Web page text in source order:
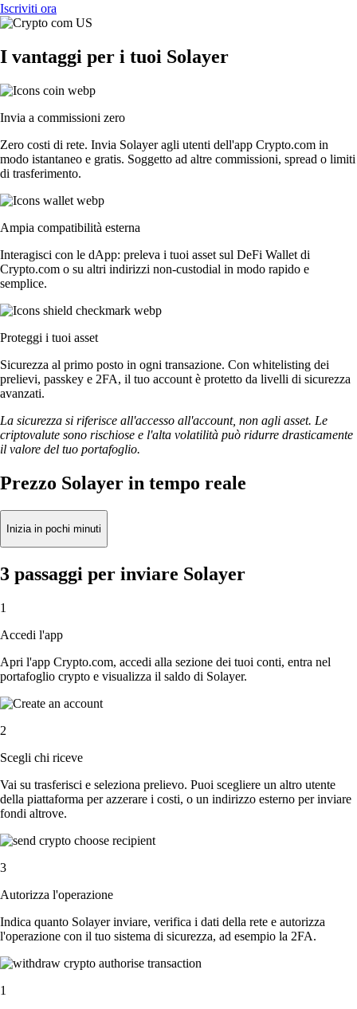
Iscriviti ora
I vantaggi per i tuoi Solayer
Invia a commissioni zero
Zero costi di rete. Invia Solayer agli utenti dell'app Crypto.com in
modo istantaneo e gratis. Soggetto ad altre commissioni, spread o limiti
di trasferimento.
Ampia compatibilità esterna
Interagisci con le dApp: preleva i tuoi asset sul DeFi Wallet di
Crypto.com o su altri indirizzi non-custodial in modo rapido e
semplice.
Proteggi i tuoi asset
Sicurezza al primo posto in ogni transazione. Con whitelisting dei
prelievi, passkey e 2FA, il tuo account è protetto da livelli di sicurezza
avanzati.
La sicurezza si riferisce all'accesso all'account, non agli asset. Le
criptovalute sono rischiose e l'alta volatilità può ridurre drasticamente
il valore del tuo portafoglio.
Prezzo Solayer in tempo reale
Inizia in pochi minuti
3 passaggi per inviare Solayer
1
Accedi l'app
Apri l'app Crypto.com, accedi alla sezione dei tuoi conti, entra nel
portafoglio crypto e visualizza il saldo di Solayer.
2
Scegli chi riceve
Vai su trasferisci e seleziona prelievo. Puoi scegliere un altro utente
della piattaforma per azzerare i costi, o un indirizzo esterno per inviare
fondi altrove.
3
Autorizza l'operazione
Indica quanto Solayer inviare, verifica i dati della rete e autorizza
l'operazione con il tuo sistema di sicurezza, ad esempio la 2FA.
1